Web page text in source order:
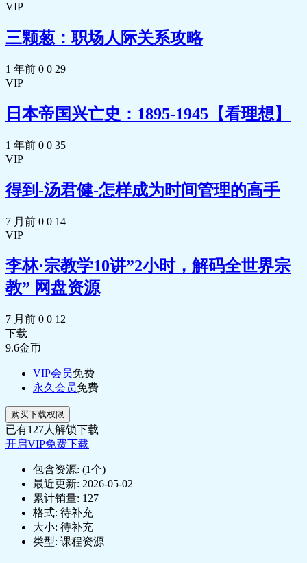
VIP
三颗葱：职场人际关系攻略
1 年前 0 0 29
VIP
日本帝国兴亡史：1895-1945【看理想】
1 年前 0 0 35
VIP
得到-汤君健-怎样成为时间管理的高手
7 月前 0 0 14
VIP
李林·宗教学10讲”2小时，解码全世界宗
教” 网盘资源
7 月前 0 0 12
下载
9.6金币
VIP会员免费
永久会员免费
购买下载权限
已有127人解锁下载
开启VIP免费下载
包含资源: (1个)
最近更新: 2026-05-02
累计销量: 127
格式: 待补充
大小: 待补充
类型: 课程资源